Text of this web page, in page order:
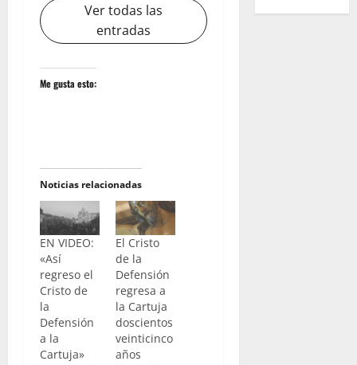
Ver todas las
entradas
Me gusta esto:
Noticias relacionadas
EN VIDEO:
«Así
regreso el
Cristo de
la
Defensión
a la
Cartuja»
El Cristo
de la
Defensión
regresa a
la Cartuja
doscientos
veinticinco
años